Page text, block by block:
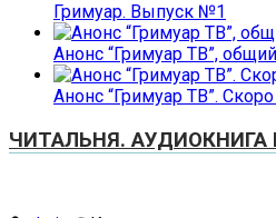
Гримуар. Выпуск №1
Анонс “Гримуар ТВ”, общий
Анонс “Гримуар ТВ”.
ЧИТАЛЬНЯ. АУДИОКНИГА